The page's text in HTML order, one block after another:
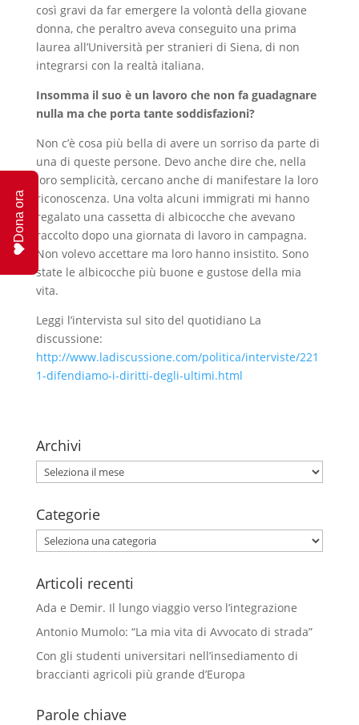
così gravi da far emergere la volontà della giovane
donna, che peraltro aveva conseguito una prima
laurea all’Università per stranieri di Siena, di non
integrarsi con la realtà italiana.
Insomma il suo è un lavoro che non fa guadagnare
nulla ma che porta tante soddisfazioni?
Non c’è cosa più bella di avere un sorriso da parte di
una di queste persone. Devo anche dire che, nella
loro semplicità, cercano anche di manifestare la loro
riconoscenza. Una volta alcuni immigrati mi hanno
regalato una cassetta di albicocche che avevano
raccolto dopo una giornata di lavoro in campagna.
Non volevo accettare ma loro hanno insistito. Sono
state le albicocche più buone e gustose della mia
vita.
Leggi l’intervista sul sito del quotidiano La
discussione:
http://www.ladiscussione.com/politica/interviste/221
1-difendiamo-i-diritti-degli-ultimi.html
Archivi
Archivi
Categorie
Categorie
Articoli recenti
Ada e Demir. Il lungo viaggio verso l’integrazione
Antonio Mumolo: “La mia vita di Avvocato di strada”
Con gli studenti universitari nell’insediamento di
braccianti agricoli più grande d’Europa
Parole chiave
Dona ora